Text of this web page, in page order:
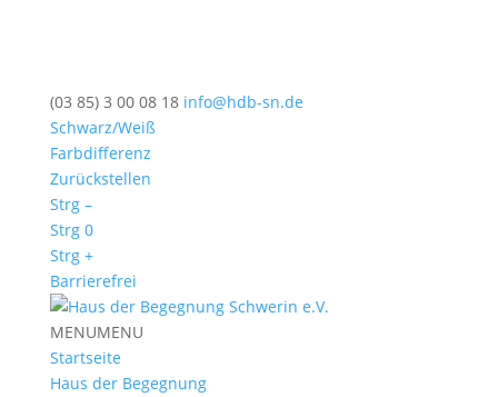
(03 85) 3 00 08 18 info@hdb-sn.de
Schwarz/Weiß
Farbdifferenz
Zurückstellen
Strg –
Strg 0
Strg +
Barrierefrei
MENUMENU
Startseite
Haus der Begegnung